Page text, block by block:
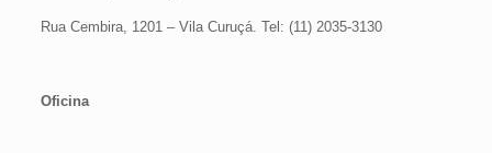
Rua Cembira, 1201 – Vila Curuçá. Tel: (11) 2035-3130
Oficina